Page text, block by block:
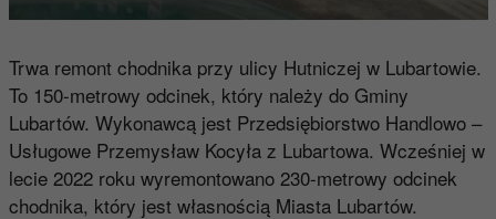
Trwa remont chodnika przy ulicy Hutniczej w Lubartowie.
To 150-metrowy odcinek, który należy do Gminy
Lubartów. Wykonawcą jest Przedsiębiorstwo Handlowo –
Usługowe Przemysław Kocyła z Lubartowa. Wcześniej w
lecie 2022 roku wyremontowano 230-metrowy odcinek
chodnika, który jest własnością Miasta Lubartów.